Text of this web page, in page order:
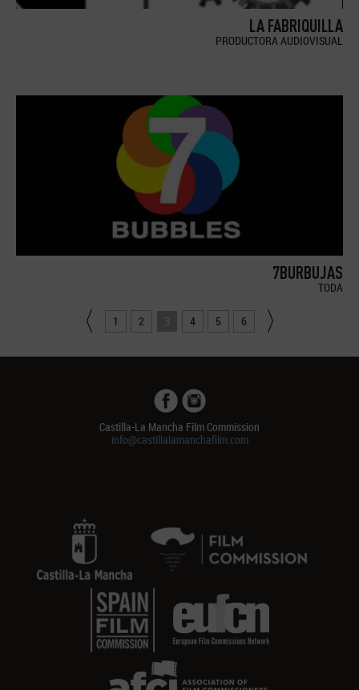
LA FABRIQUILLA
PRODUCTORA AUDIOVISUAL
7BURBUJAS
TODA
1 2 3 4 5 6
Castilla-La Mancha Film Commission
info@castillalamanchafilm.com